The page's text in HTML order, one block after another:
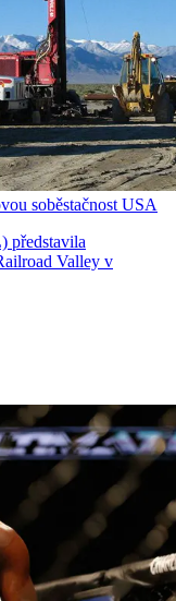
soběstačnost USA
představila
Valley v